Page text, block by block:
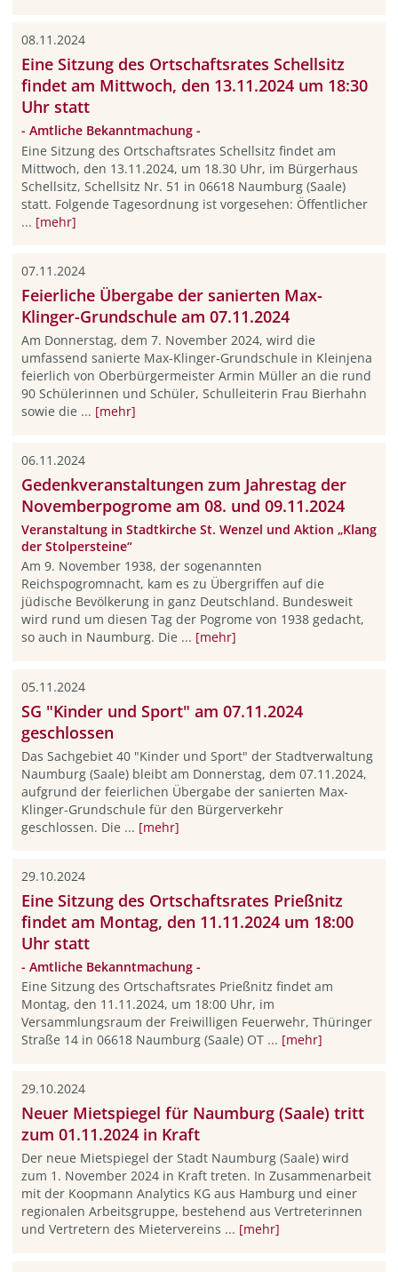
08.11.2024
Eine Sitzung des Ortschaftsrates Schellsitz
findet am Mittwoch, den 13.11.2024 um 18:30
Uhr statt
- Amtliche Bekanntmachung -
Eine Sitzung des Ortschaftsrates Schellsitz findet am
Mittwoch, den 13.11.2024, um 18.30 Uhr, im Bürgerhaus
Schellsitz, Schellsitz Nr. 51 in 06618 Naumburg (Saale)
statt. Folgende Tagesordnung ist vorgesehen: Öffentlicher
... [mehr]
07.11.2024
Feierliche Übergabe der sanierten Max-
Klinger-Grundschule am 07.11.2024
Am Donnerstag, dem 7. November 2024, wird die
umfassend sanierte Max-Klinger-Grundschule in Kleinjena
feierlich von Oberbürgermeister Armin Müller an die rund
90 Schülerinnen und Schüler, Schulleiterin Frau Bierhahn
sowie die ... [mehr]
06.11.2024
Gedenkveranstaltungen zum Jahrestag der
Novemberpogrome am 08. und 09.11.2024
Veranstaltung in Stadtkirche St. Wenzel und Aktion „Klang
der Stolpersteine“
Am 9. November 1938, der sogenannten
Reichspogromnacht, kam es zu Übergriffen auf die
jüdische Bevölkerung in ganz Deutschland. Bundesweit
wird rund um diesen Tag der Pogrome von 1938 gedacht,
so auch in Naumburg. Die ... [mehr]
05.11.2024
SG "Kinder und Sport" am 07.11.2024
geschlossen
Das Sachgebiet 40 "Kinder und Sport" der Stadtverwaltung
Naumburg (Saale) bleibt am Donnerstag, dem 07.11.2024,
aufgrund der feierlichen Übergabe der sanierten Max-
Klinger-Grundschule für den Bürgerverkehr
geschlossen. Die ... [mehr]
29.10.2024
Eine Sitzung des Ortschaftsrates Prießnitz
findet am Montag, den 11.11.2024 um 18:00
Uhr statt
- Amtliche Bekanntmachung -
Eine Sitzung des Ortschaftsrates Prießnitz findet am
Montag, den 11.11.2024, um 18:00 Uhr, im
Versammlungsraum der Freiwilligen Feuerwehr, Thüringer
Straße 14 in 06618 Naumburg (Saale) OT ... [mehr]
29.10.2024
Neuer Mietspiegel für Naumburg (Saale) tritt
zum 01.11.2024 in Kraft
Der neue Mietspiegel der Stadt Naumburg (Saale) wird
zum 1. November 2024 in Kraft treten. In Zusammenarbeit
mit der Koopmann Analytics KG aus Hamburg und einer
regionalen Arbeitsgruppe, bestehend aus Vertreterinnen
und Vertretern des Mietervereins ... [mehr]